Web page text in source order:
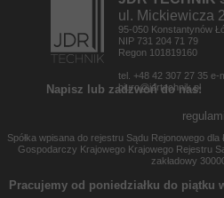
Napisz lub zadzwoń do nas:
Spółka wpisana do rejestru Sądu Rejonowego
Gospodarczy Krajowego Krajowego Rejestru
zakładowy
Pracujemy od poniedziałku do piątku
ul. Mickiewicza
95-050 Konstantynów
NIP 731 204 71 79
Regon 101819160
tel. +48 42 307 27 35 e-
biuro@jdrtechnik.pl